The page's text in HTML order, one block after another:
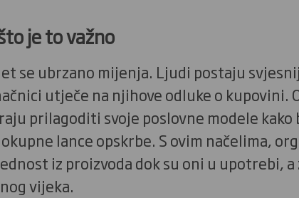
je to važno
se ubrzano mijenja. Ljudi postaju
utječe na njihove odluke o kupovini.
prilagoditi svoje poslovne modele
lance opskrbe. S ovim načelima,
iz proizvoda dok su oni u upotrebi,
vijeka.